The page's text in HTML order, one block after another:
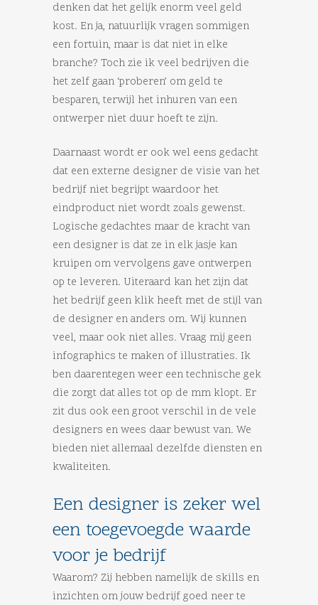
denken dat het gelijk enorm veel geld
kost. En ja, natuurlijk vragen sommigen
een fortuin, maar is dat niet in elke
branche? Toch zie ik veel bedrijven die
het zelf gaan ‘proberen’ om geld te
besparen, terwijl het inhuren van een
ontwerper niet duur hoeft te zijn.
Daarnaast wordt er ook wel eens gedacht
dat een externe designer de visie van het
bedrijf niet begrijpt waardoor het
eindproduct niet wordt zoals gewenst.
Logische gedachtes maar de kracht van
een designer is dat ze in elk jasje kan
kruipen om vervolgens gave ontwerpen
op te leveren. Uiteraard kan het zijn dat
het bedrijf geen klik heeft met de stijl van
de designer en anders om. Wij kunnen
veel, maar ook niet alles. Vraag mij geen
infographics te maken of illustraties. Ik
ben daarentegen weer een technische gek
die zorgt dat alles tot op de mm klopt. Er
zit dus ook een groot verschil in de vele
designers en wees daar bewust van. We
bieden niet allemaal dezelfde diensten en
kwaliteiten.
Een designer is zeker wel
een toegevoegde waarde
voor je bedrijf
Waarom? Zij hebben namelijk de skills en
inzichten om jouw bedrijf goed neer te